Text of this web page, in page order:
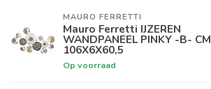
MAURO FERRETTI
Mauro Ferretti IJZEREN
WANDPANEEL PINKY -B- CM
106X6X60,5
Op voorraad